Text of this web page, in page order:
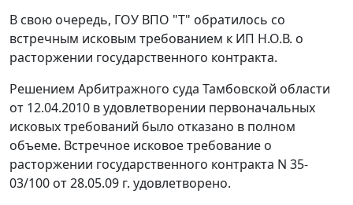
В свою очередь, ГОУ ВПО "Т" обратилось со
встречным исковым требованием к ИП Н.О.В. о
расторжении государственного контракта.
Решением Арбитражного суда Тамбовской области
от 12.04.2010 в удовлетворении первоначальных
исковых требований было отказано в полном
объеме. Встречное исковое требование о
расторжении государственного контракта N 35-
03/100 от 28.05.09 г. удовлетворено.